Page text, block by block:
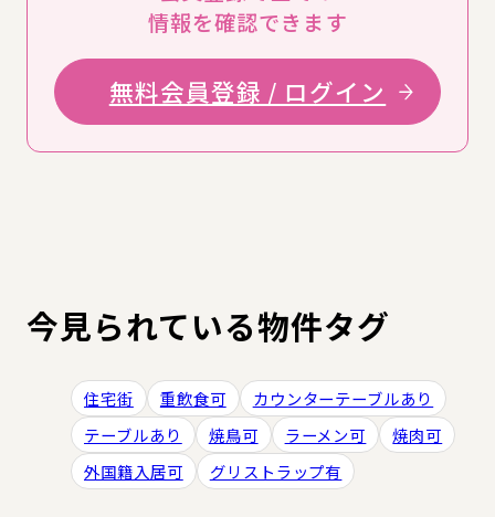
情報を確認できます
無料会員登録 / ログイン
今見られている物件タグ
住宅街 重飲食可
カウンターテーブルあり
テーブルあり
焼鳥可 ラーメン可
焼肉可
外国籍入居可
グリストラップ有